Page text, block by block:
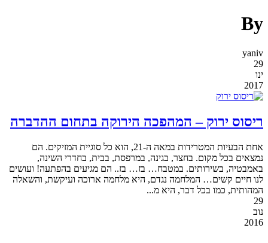
By
yaniv
29
ינו
2017
ריסוס ירוק – המהפכה הירוקה בתחום ההדברה
אחת הבעיות המטרידות במאה ה-21, הוא כל סוגיית המזיקים. הם
נמצאים בכל מקום. בחצר, בגינה, במרפסת, בבית, בחדרי השינה,
באמבטיה, בשירותים. במטבח… בז… בז.. הם מגיעים בהפתעה! ועושים
לנו חיים קשים… המלחמה נגדם, היא מלחמה ארוכה ועיקשת, והשאלה
המהותית, כמו בכל דבר, היא מ...
29
נוב
2016